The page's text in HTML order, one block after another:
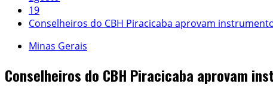
19
Conselheiros do CBH Piracicaba aprovam
Minas Gerais
Conselheiros do CBH Piracicaba aprovam